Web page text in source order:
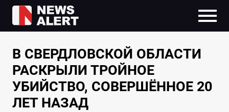
В СВЕРДЛОВСКОЙ ОБЛАСТИ
РАСКРЫЛИ ТРОЙНОЕ
УБИЙСТВО, СОВЕРШЁННОЕ 20
ЛЕТ НАЗАД